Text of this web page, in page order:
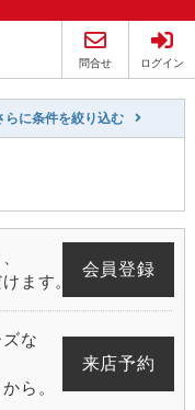
問合せ ログイン
らに条件を絞り込む
ます。
会員登録
な
ら。
来店予約